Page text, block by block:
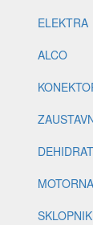
ELEKTRA
ALCO
SKLOPNIK